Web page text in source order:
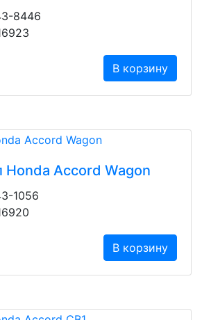
8446
В корзину
Honda Accord Wagon
1056
В корзину